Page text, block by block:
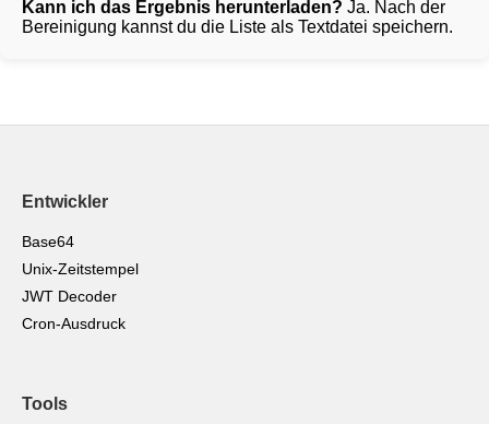
Kann ich das Ergebnis herunterladen? Ja. Nach der
Bereinigung kannst du die Liste als Textdatei speichern.
Entwickler
Base64
Unix-Zeitstempel
JWT Decoder
Cron-Ausdruck
Tools